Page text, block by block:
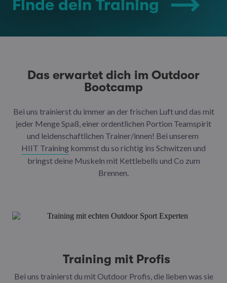
Finde dein Training
Das erwartet dich im Outdoor
Bootcamp
Bei uns trainierst du immer an der frischen Luft und das mit
jeder Menge Spaß, einer ordentlichen Portion Teamspirit
und leidenschaftlichen Trainer/innen! Bei unserem
HIIT Training kommst du so richtig ins Schwitzen und
bringst deine Muskeln mit Kettlebells und Co zum
Brennen.
Training mit Profis
Bei uns trainierst du mit Outdoor Profis, die lieben was sie